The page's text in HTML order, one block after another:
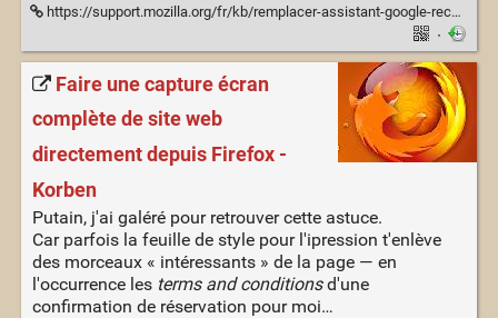
https://support.mozilla.org/fr/kb/remplacer-assistant-google-recherche-firefox
·
Faire une capture écran
complète de site web
directement depuis Firefox -
Korben
Putain, j'ai galéré pour retrouver cette astuce.
Car parfois la feuille de style pour l'ipression t'enlève
des morceaux « intéressants » de la page — en
l'occurrence les terms and conditionsd'une
confirmation de réservation pour moi…